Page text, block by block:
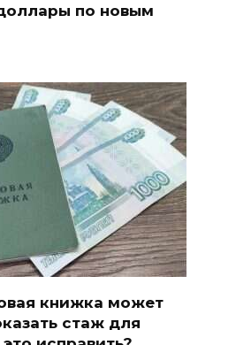
по новым
книжка может
стаж для